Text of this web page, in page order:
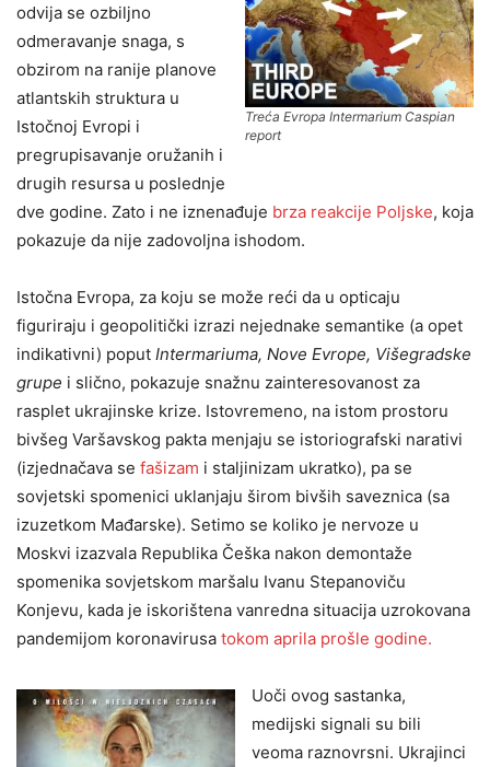
Treća Evropa Intermarium Caspian
report
odvija se ozbiljno
odmeravanje snaga, s
obzirom na ranije planove
atlantskih struktura u
Istočnoj Evropi i
pregrupisavanje oružanih i
drugih resursa u poslednje
dve godine. Zato i ne iznenađuje brza reakcije Poljske, koja
pokazuje da nije zadovoljna ishodom.
Istočna Evropa, za koju se može reći da u opticaju
figuriraju i geopolitički izrazi nejednake semantike (a opet
indikativni) poput Intermariuma, Nove Evrope, Višegradske
grupe i slično, pokazuje snažnu zainteresovanost za
rasplet ukrajinske krize. Istovremeno, na istom prostoru
bivšeg Varšavskog pakta menjaju se istoriografski narativi
(izjednačava se fašizam i staljinizam ukratko), pa se
sovjetski spomenici uklanjaju širom bivših saveznica (sa
izuzetkom Mađarske). Setimo se koliko je nervoze u
Moskvi izazvala Republika Češka nakon demontaže
spomenika sovjetskom maršalu Ivanu Stepanoviču
Konjevu, kada je iskorištena vanredna situacija uzrokovana
pandemijom koronavirusa tokom aprila prošle godine.
Uoči ovog sastanka,
medijski signali su bili
veoma raznovrsni. Ukrajinci